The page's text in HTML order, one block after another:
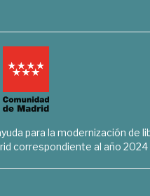
para la modernización de
correspondiente al año 2024